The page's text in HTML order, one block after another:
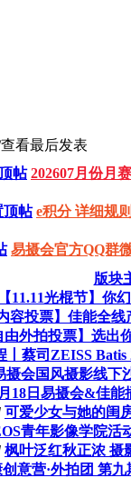
看最后发表
帖 202607月份月
顶帖 e积分 详细规
易摄会官方QQ群
版块
【11.11光棍节】你
容投票】佳能全
由外拍投票】选
丨蔡司ZEISS
摄会国风摄影线下
18日易摄会&佳能
可爱少女与她的闺
青年影像学院活
枫叶泛红秋正浓 摄
创意营·外拍团 第九